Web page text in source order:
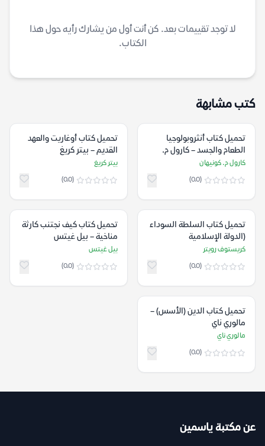
لا توجد تقييمات بعد. كن أنت أول من يشارك رأيه حول هذا
الكتاب.
كتب مشابهة
تحميل كتاب أنثروبولوجيا
الطعام والجسد – كارول م.
كونيهان
كارول م. كونيهان
(0.0)
تحميل كتاب أوغاريت والعهد
القديم – بيتر كريغ
بيتر كريغ
(0.0)
تحميل كتاب السلطة السوداء
(الدولة الإسلامية
واستراتيجيو الإرهاب) –
كريستوف رويتر
كريستوف رويتر
(0.0)
تحميل كتاب كيف نجتنب كارثة
مناخية – بيل غيتس
بيل غيتس
(0.0)
تحميل كتاب الدين (الأسس) –
مالوري ناي
مالوري ناي
(0.0)
عن مكتبة ياسمين